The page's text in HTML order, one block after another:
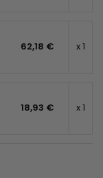
62,18 € x 1
18,93 € x 1